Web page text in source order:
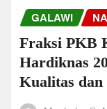
GALAWI
Fraksi PKB
Hardiknas
Kualitas dan